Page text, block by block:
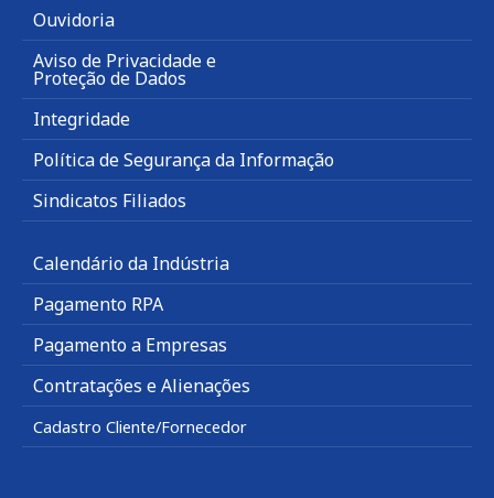
Ouvidoria
Aviso de Privacidade e
Proteção de Dados
Integridade
Política de Segurança da Informação
Sindicatos Filiados
Calendário da Indústria
Pagamento RPA
Pagamento a Empresas
Contratações e Alienações
Cadastro Cliente/Fornecedor